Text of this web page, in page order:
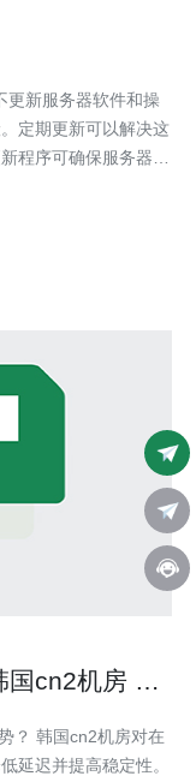
更新服务器软件和操
定期更新可以解决这
程序可确保服务器时
。密码应包括大小写
国cn2机房 服
？ 韩国cn2机房对在
延迟并提高稳定性。